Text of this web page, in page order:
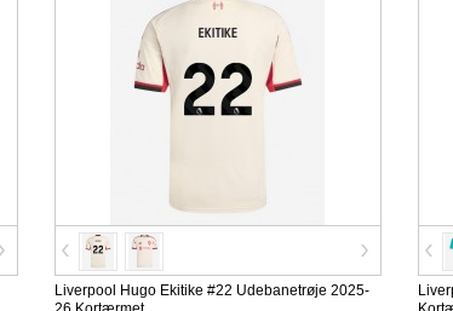
Liverpool Hugo Ekitike #22 Udebanetrøje 2025-